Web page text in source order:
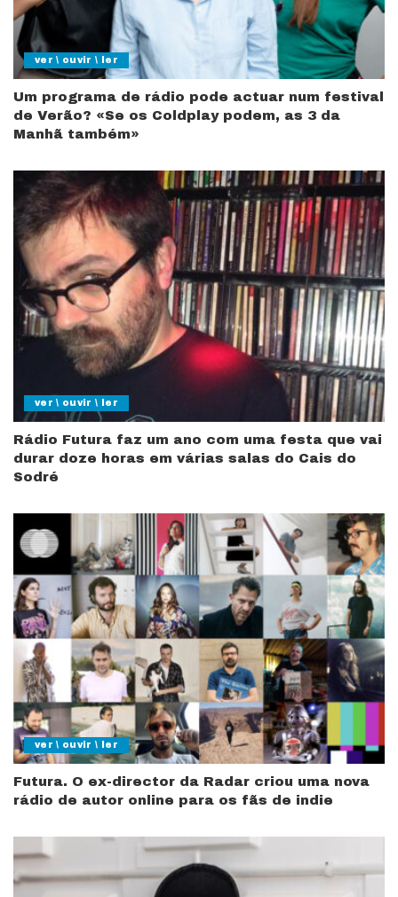
ver \ ouvir \ ler
Um programa de rádio pode actuar num festival
de Verão? «Se os Coldplay podem, as 3 da
Manhã também»
ver \ ouvir \ ler
Rádio Futura faz um ano com uma festa que vai
durar doze horas em várias salas do Cais do
Sodré
ver \ ouvir \ ler
Futura. O ex-director da Radar criou uma nova
rádio de autor online para os fãs de indie